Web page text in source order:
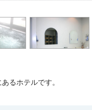
るホテルです。